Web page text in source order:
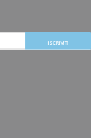
ISCRIVITI